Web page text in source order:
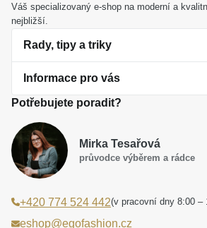
Váš specializovaný e-shop na moderní a
nejbližší.
Rady, tipy a triky
O perlách
Jak vybrat perlový šperk
Dárková inspirace
Smaltované a korálkové šperky jako trend
Laboratorní diamanty jsou budoucnost
Informace pro vás
Obchodní podmínky
Reklamační řád
Poučení o právu na odstoupení od smlouvy
Potřebujete poradit?
Mirka Tesařová
průvodce výběrem a rádce
+420 774 524 442(v pracovní dny 8:00 –
eshop@egofashion.cz